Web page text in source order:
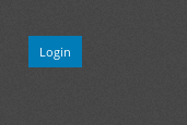
Login